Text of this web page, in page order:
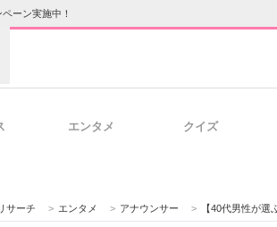
ーン実施中！
エンタメ クイズ
サーチ > エンタメ > アナウンサー > 【40代男性が選ぶ】好き